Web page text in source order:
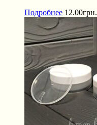
Подробнее 12.00грн.